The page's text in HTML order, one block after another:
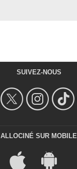
SUIVEZ-NOUS
ALLOCINÉ SUR MOBILE